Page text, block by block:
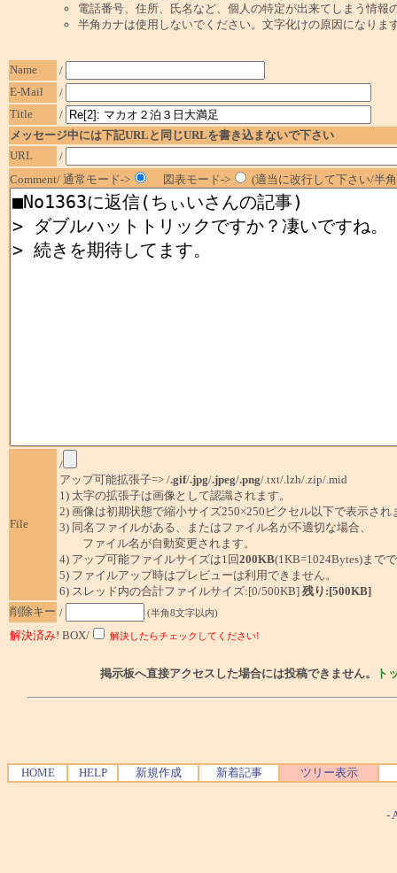
電話番号、住所、氏名など、個人の特定が出来てしまう情報
半角カナは使用しないでください。文字化けの原因になりま
Name
/
E-Mail
/
Title
/
メッセージ中には下記URLと同じURLを書き込まないで下さい
URL
/
Comment/ 通常モード->
図表モード-> (適当に改行して下さい/半
File
/
アップ可能拡張子=> /.gif/.jpg/.jpeg/.png/.txt/.lzh/.zip/.mid
1) 太字の拡張子は画像として認識されます。
2) 画像は初期状態で縮小サイズ250×250ピクセル以下で表示され
3) 同名ファイルがある、またはファイル名が不適切な場合、
ファイル名が自動変更されます。
4) アップ可能ファイルサイズは1回200KB(1KB=1024Bytes)まで
5) ファイルアップ時はプレビューは利用できません。
6) スレッド内の合計ファイルサイズ:[0/500KB] 残り:[500KB]
削除キー / (半角8文字以内)
解決済み! BOX/ 解決したらチェックしてください!
掲示板へ直接アクセスした場合には投稿できません。 ト
HOME HELP 新規作成 新着記事 ツリー表示
-